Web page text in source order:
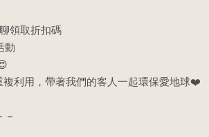
領取折扣碼
動
利用，帶著我們的客人一起環保愛地球❤️
－